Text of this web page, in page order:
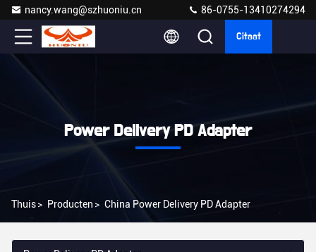
nancy.wang@szhuoniu.cn 86-0755-13410274294
Citaat
Power Delivery PD Adapter
Thuis> Producten > China Power Delivery PD Adapter